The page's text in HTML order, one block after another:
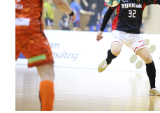
フウガドールすみだ
しながわシティ
立川アスレティックFC
ペスカドーラ町田
湘南ベルマーレ
ボアルース長野